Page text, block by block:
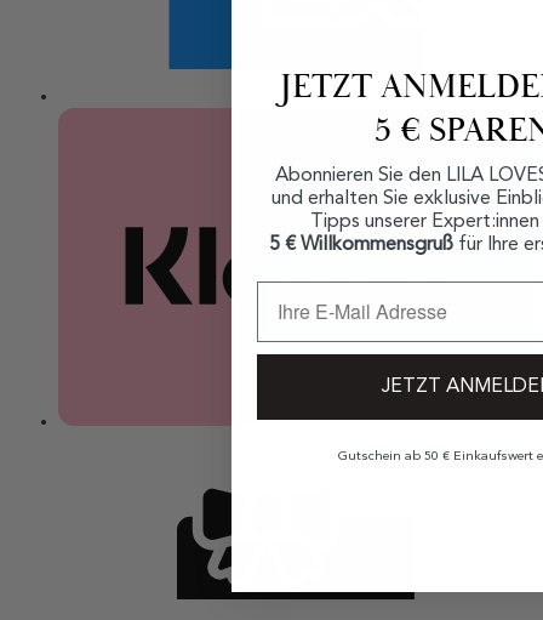
JETZT
5 €
Abonnieren Sie den LILA
und erhalten Sie exklusive
Tipps unserer Expert:innen
5 € Willkommensgruß für Ihre
JETZT
Gutschein ab 50 € Einkaufswert